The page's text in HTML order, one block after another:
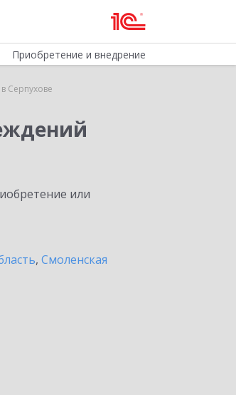
Приобретение и внедрение
Серпухове
или
, Смоленская